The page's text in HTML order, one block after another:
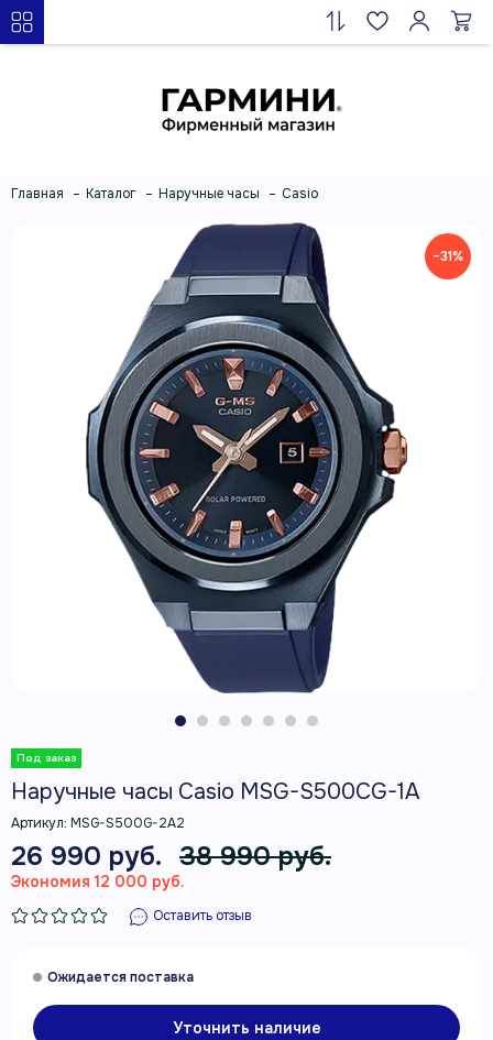
Главная Каталог Наручные часы Casio
−31%
Наручные часы Casio MSG-S500CG-1A
Артикул: MSG-S500G-2A2
26 990 руб. 38 990 руб.
Экономия 12 000 руб.
Оставить отзыв
Уточнить наличие